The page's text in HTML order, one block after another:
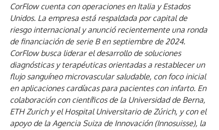
CorFlow cuenta con operaciones en Italia y Estados
Unidos. La empresa está respaldada por capital de
riesgo internacional y anunció recientemente una ronda
de financiación de serie B en septiembre de 2024.
CorFlow busca liderar el desarrollo de soluciones
diagnósticas y terapéuticas orientadas a restablecer un
flujo sanguíneo microvascular saludable, con foco inicial
en aplicaciones cardíacas para pacientes con infarto. En
colaboración con científicos de la Universidad de Berna,
ETH Zurich y el Hospital Universitario de Zúrich, y con el
apoyo de la Agencia Suiza de Innovación (Innosuisse), la